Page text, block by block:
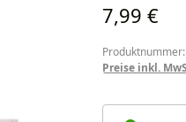
Regulärer
7,99 €
Preise inkl.